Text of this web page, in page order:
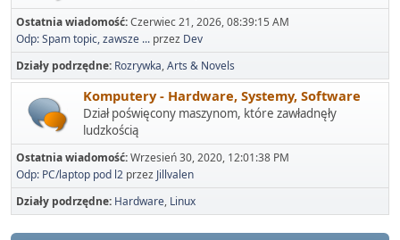
Ostatnia wiadomość:Czerwiec 21, 2026, 08:39:15 AM
Odp: Spam topic, zawsze ... przez Dev
Działy podrzędne Rozrywka Arts & Novels
Komputery - Hardware, Systemy, Software
Dział poświęcony maszynom, które zawładnęły
ludzkością
Ostatnia wiadomość:Wrzesień 30, 2020, 12:01:38 PM
Odp: PC/laptop pod l2 przez Jillvalen
Działy podrzędne Hardware Linux